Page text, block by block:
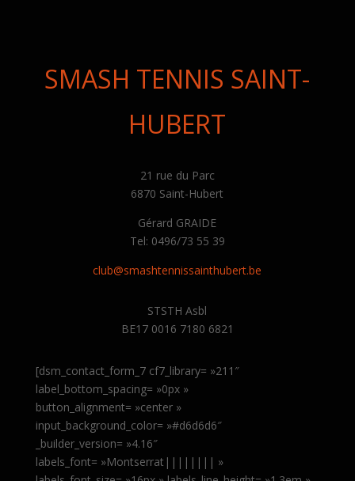
SMASH TENNIS SAINT-
HUBERT
21 rue du Parc
6870 Saint-Hubert
Gérard GRAIDE
Tel: 0496/73 55 39
club@smashtennissainthubert.be
STSTH Asbl
BE17 0016 7180 6821
[dsm_contact_form_7 cf7_library= »211″
label_bottom_spacing= »0px »
button_alignment= »center »
input_background_color= »#d6d6d6″
_builder_version= »4.16″
labels_font= »Montserrat|||||||| »